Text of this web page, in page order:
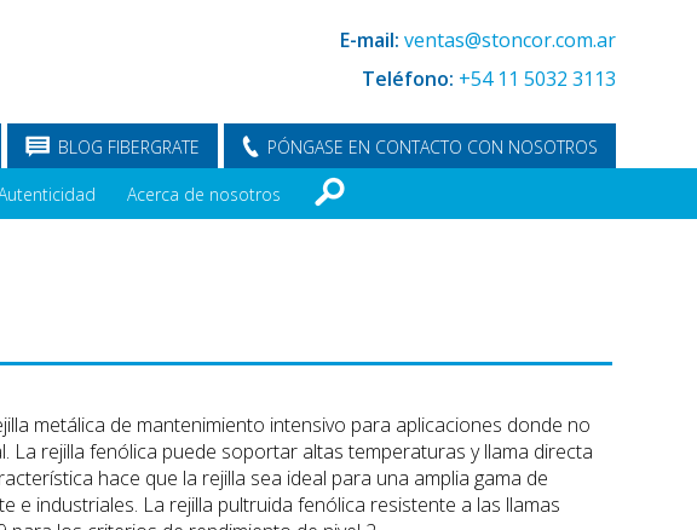
E-mail: ventas@stoncor.com.ar
Teléfono: +54 11 5032 3113
PÓNGASE EN CONTACTO CON NOSOTROS
BLOG FIBERGRATE
Acerca de nosotros
metálica de mantenimiento intensivo para aplicaciones donde no
La rejilla fenólica puede soportar altas temperaturas y llama directa
hace que la rejilla sea ideal para una amplia gama de
e industriales. La rejilla pultruida fenólica resistente a las llamas